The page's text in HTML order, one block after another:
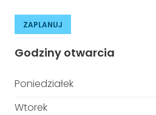
ZAPLANUJ
Godziny otwarcia
Poniedziałek
Wtorek